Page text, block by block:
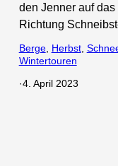
den Jenner auf
Richtung
Berge, Herbst,
Wintertouren
·4. April 2023